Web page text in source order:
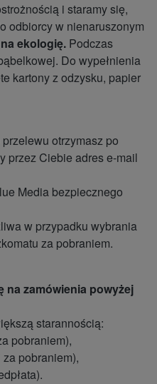
i staramy się,
odbiorcy w nienaruszonym
ekologię. Podczas
Do wypełnienia
kartony z odzysku, papier
otrzymasz po
przez Ciebie adres e-mail
Media bezpiecznego
w przypadku wybrania
za pobraniem.
na zamówienia powyżej
starannością:
pobraniem),
pobraniem),